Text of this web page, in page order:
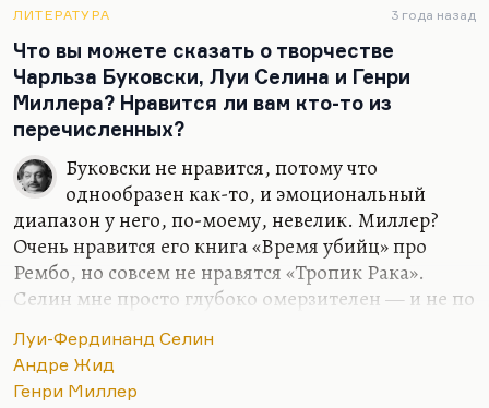
«Путешествие на край ночи», а «Арабески»,…
ЛИТЕРАТУРА 3 года назад
Что вы можете сказать о творчестве
Чарльза Буковски, Луи Селина и Генри
Миллера? Нравится ли вам кто-то из
перечисленных?
Буковски не нравится, потому что
однообразен как-то, и эмоциональный
диапазон у него, по-моему, невелик. Миллер?
Очень нравится его книга «Время убийц» про
Рембо, но совсем не нравятся «Тропик Рака».
Селин мне просто глубоко омерзителен — и не по
заблуждения. У Гамсуна они были — что же, я
теперь должен Гамсуна возненавидеть? Я и так
Луи-Фердинанд Селин
Андре Жид
Генри Миллер